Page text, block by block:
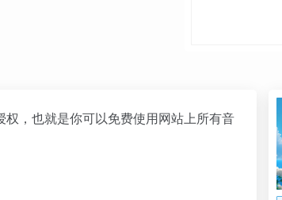
，也就是你可以免费使用网站上所有音